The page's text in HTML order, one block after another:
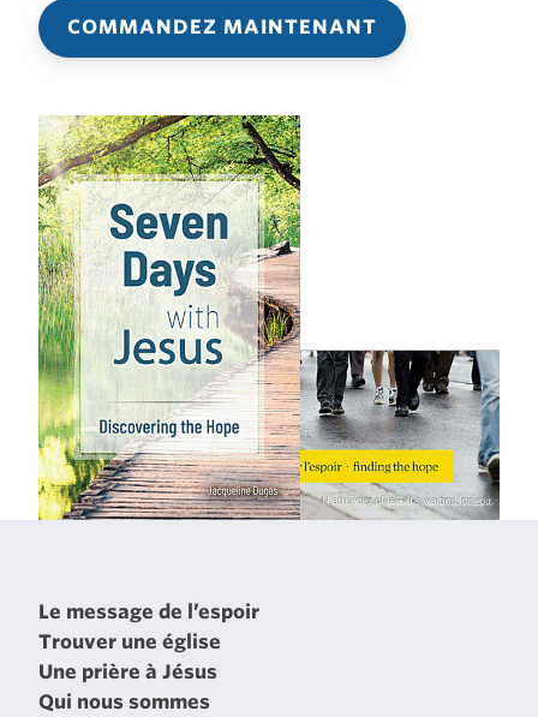
COMMANDEZ MAINTENANT
Le message de l’espoir
Trouver une église
Une prière à Jésus
Qui nous sommes